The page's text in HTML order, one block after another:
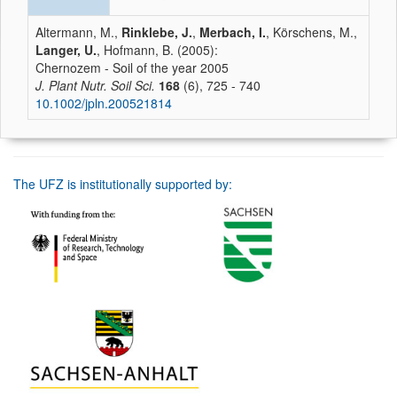
Altermann, M., Rinklebe, J., Merbach, I., Körschens, M.,
Langer, U., Hofmann, B. (2005):
Chernozem - Soil of the year 2005
J. Plant Nutr. Soil Sci. 168 (6), 725 - 740
10.1002/jpln.200521814
The UFZ is institutionally supported by: